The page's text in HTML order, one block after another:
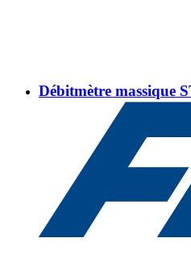
Débitmètre massique